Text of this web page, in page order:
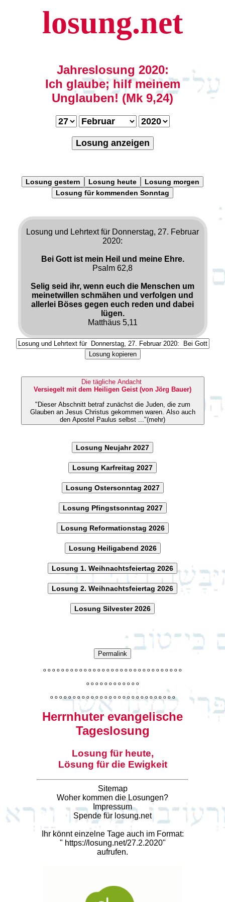
losung.net
Jahreslosung 2020:
Ich glaube; hilf meinem
Unglauben! (Mk 9,24)
Losung anzeigen
Losung gestern Losung heute
Losung morgen
Losung für kommenden Sonntag
Losung und Lehrtext für Donnerstag, 27. Februar
2020:
Bei Gott ist mein Heil und meine Ehre.
Psalm 62,8
Selig seid ihr, wenn euch die Menschen um
meinetwillen schmähen und verfolgen und
allerlei Böses gegen euch reden und dabei
lügen.
Matthäus 5,11
Losung kopieren
Die tägliche Andacht
Versiegelt mit dem Heiligen Geist (von Jörg Bauer)
"Dieser Abschnitt betraf zunächst die Juden, die zum
Glauben an Jesus Christus gekommen waren. Also auch
den Apostel Paulus selbst ..."(mehr)
Losung Neujahr 2027
Losung Karfreitag 2027
Losung Ostersonntag 2027
Losung Pfingstsonntag 2027
Losung Reformationstag 2026
Losung Heiligabend 2026
Losung 1. Weihnachtsfeiertag 2026
Losung 2. Weihnachtsfeiertag 2026
Losung Silvester 2026
Permalink
o o o o o o o o o o o o o o o o o o o o o o o o o o o o o o o
o o o o o o o o o o o o
o o o o o o o o o o o o o o o o o o o o o o o o o o o o
Herrnhuter evangelische
Tageslosung
Losung für heute,
Lösung für die Ewigkeit
Sitemap
Woher kommen die Losungen?
Impressum
Spende für losung.net
Ihr könnt einzelne Tage auch im Format:
" https://losung.net/27.2.2020"
aufrufen.